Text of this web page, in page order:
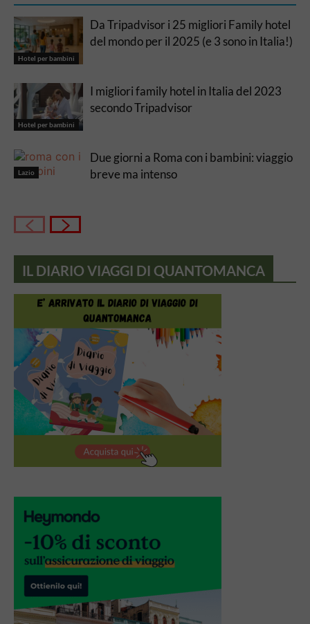
Hotel per bambini
Da Tripadvisor i 25 migliori Family hotel
del mondo per il 2025 (e 3 sono in Italia!)
Hotel per bambini
I migliori family hotel in Italia del 2023
secondo Tripadvisor
Lazio
Due giorni a Roma con i bambini: viaggio
breve ma intenso
IL DIARIO VIAGGI DI QUANTOMANCA